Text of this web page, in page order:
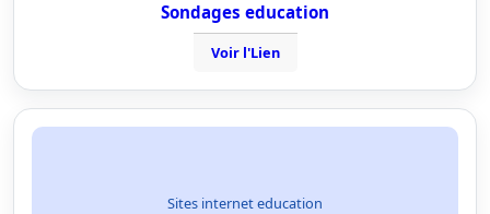
Sondages education
Voir l'Lien
Sites internet education